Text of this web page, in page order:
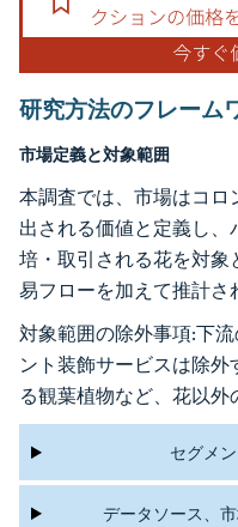
研究方法のフレーム
市場定義と対象範囲
本調査では、市場はコロ
出される価値と定義し
培・取引される花を対象
易フローを加えて推計さ
対象範囲の除外事項:下
ント装飾サービスは除
る観葉植物など、花以外
セグメ
データソース、